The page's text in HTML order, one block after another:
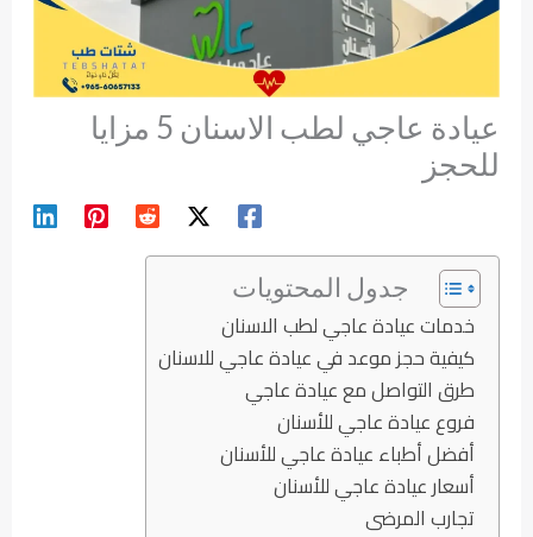
عيادة عاجي لطب الاسنان 5 مزايا
للحجز
جدول المحتويات
خدمات عيادة عاجي لطب الاسنان
كيفية حجز موعد في عيادة عاجي للاسنان
طرق التواصل مع عيادة عاجي
فروع عيادة عاجي للأسنان
أفضل أطباء عيادة عاجي للأسنان
أسعار عيادة عاجي للأسنان
تجارب المرضى